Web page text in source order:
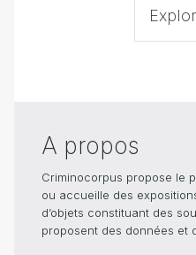
A propos
Criminocorpus propose le
ou accueille des
d’objets constituant des
proposent des données et